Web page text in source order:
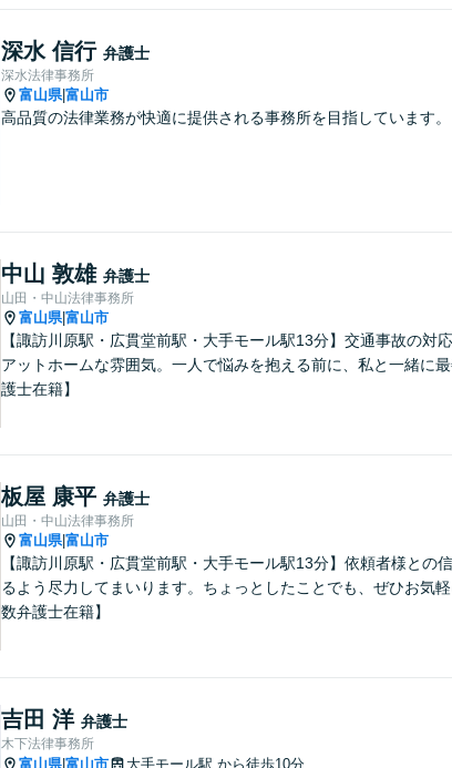
深水 信行 弁護士
深水法律事務所
富山県|富山市
高品質の法律業務が快適に提供される事務所を目指しています。
中山 敦雄 弁護士
山田・中山法律事務所
富山県|富山市
【諏訪川原駅・広貫堂前駅・大手モール駅13分】交通事故の対
アットホームな雰囲気。一人で悩みを抱える前に、私と一緒に
護士在籍】
板屋 康平 弁護士
山田・中山法律事務所
富山県|富山市
【諏訪川原駅・広貫堂前駅・大手モール駅13分】依頼者様との
るよう尽力してまいります。ちょっとしたことでも、ぜひお気
数弁護士在籍】
吉田 洋 弁護士
木下法律事務所
富山県|富山市 大手モール駅 から徒歩10分